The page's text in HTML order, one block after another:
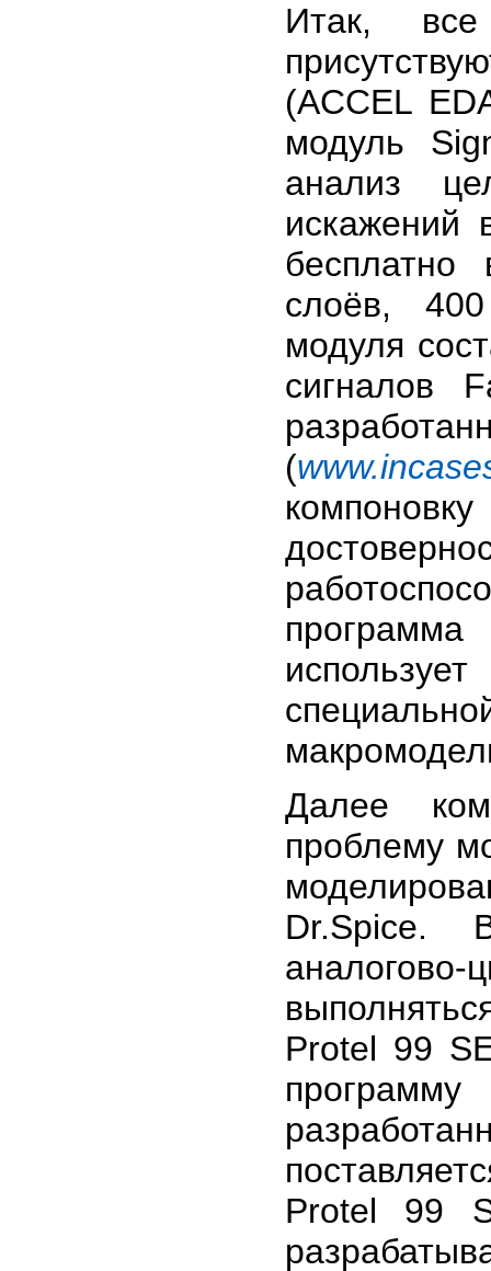
Итак,
(ACCEL
модуль
анализ
искажений
слоёв,
модуля
сигналов
(
Далее
проблему
Dr.Spice.
Protel 99
Protel 99